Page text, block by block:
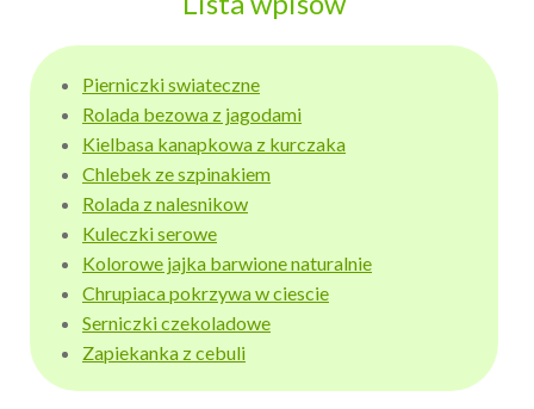
Pierniczki swiateczne
Rolada bezowa z jagodami
Kielbasa kanapkowa z kurczaka
Chlebek ze szpinakiem
Rolada z nalesnikow
Kuleczki serowe
Kolorowe jajka barwione naturalnie
Chrupiaca pokrzywa w ciescie
Serniczki czekoladowe
Zapiekanka z cebuli